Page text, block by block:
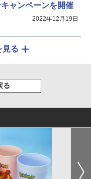
ャンペーンを開催
2022年12月19日
見る
る